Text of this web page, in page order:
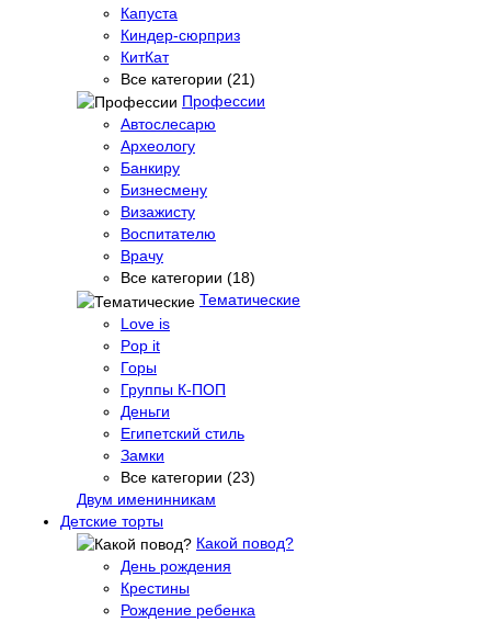
Капуста
Киндер-сюрприз
КитКат
Все категории (21)
Профессии
Автослесарю
Археологу
Банкиру
Бизнесмену
Визажисту
Воспитателю
Врачу
Все категории (18)
Тематические
Love is
Pop it
Горы
Группы К-ПОП
Деньги
Египетский стиль
Замки
Все категории (23)
Двум именинникам
Детские торты
Какой повод?
День рождения
Крестины
Рождение ребенка